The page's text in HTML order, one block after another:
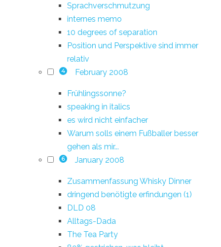
Sprachverschmutzung
internes memo
10 degrees of separation
Position und Perspektive sind immer
relativ
4 February 2008
Frühlingssonne?
speaking in italics
es wird nicht einfacher
Warum solls einem Fußballer besser
gehen als mir...
6 January 2008
Zusammenfassung Whisky Dinner
dringend benötigte erfindungen (1)
DLD 08
Alltags-Dada
The Tea Party